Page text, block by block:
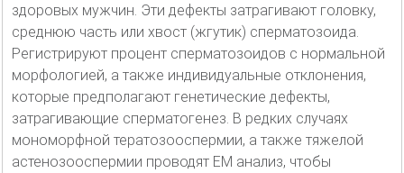
здоровых мужчин. Эти дефекты затрагивают головку,
среднюю часть или хвост (жгутик) сперматозоида.
Регистрируют процент сперматозоидов с нормальной
морфологией, а также индивидуальные отклонения,
которые предполагают генетические дефекты,
затрагивающие сперматогенез. В редких случаях
мономорфной тератозооспермии, а также тяжелой
астенозооспермии проводят ЕМ анализ, чтобы